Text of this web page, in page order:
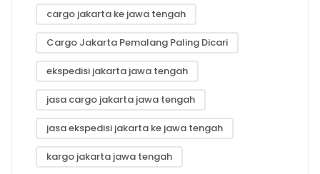
cargo jakarta ke jawa tengah
Cargo Jakarta Pemalang Paling Dicari
ekspedisi jakarta jawa tengah
jasa cargo jakarta jawa tengah
jasa ekspedisi jakarta ke jawa tengah
kargo jakarta jawa tengah